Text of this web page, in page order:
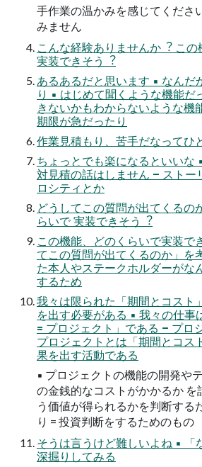
⼿作業の温かみを感じてくださ
みません
こんな経験ありませんか︖ こ
実装できそう︖
あるあるだと思います ▪ なんだ
り ▪ はじめて聞くような機能だ
きないかもわからないような機
期限が急だったり
作業⾒積もり、苦⼿だなってひ
ちょっとでも楽になるといいな
対⾒積の話はしません – ストー
ロシティとか
どうしてこの質問が出てくるの
らいで 実装できそう︖
この機能、どのくらいで実装で
てこの質問が出てくるのか」を
た本⼈やステークホルダーがな
するため
我々は限られた「期間とコスト
を出す必要がある ▪ 我々の仕事
= プロジェクト」である – プロ
プロジェクトとは「期間とコス
果を出す活動である
▪ プロジェクトの機能の開発や
の⾦銭的なコストがかかるか を
う価値が得られるかを判断する
り = 投資判断をするためのもの
そうは⾔うけど難しいよね ▪ 「
深掘りしてみる